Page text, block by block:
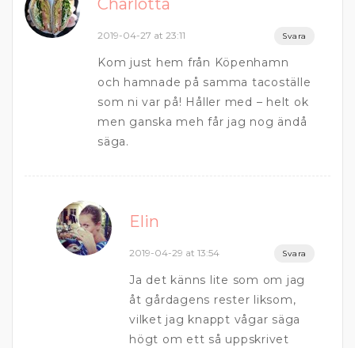
Charlotta
2019-04-27 at 23:11 Svara
Kom just hem från Köpenhamn
och hamnade på samma tacoställe
som ni var på! Håller med – helt ok
men ganska meh får jag nog ändå
säga.
Elin
2019-04-29 at 13:54 Svara
Ja det känns lite som om jag
åt gårdagens rester liksom,
vilket jag knappt vågar säga
högt om ett så uppskrivet